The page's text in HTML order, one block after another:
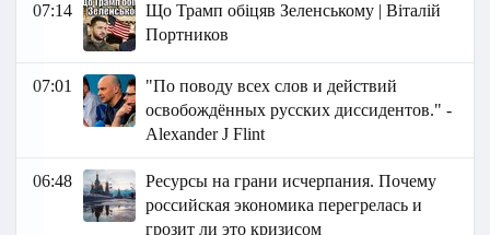
07:14
Що Трамп обіцяв Зеленському | Віталій
Портников
07:01
"По поводу всех слов и действий
освобождённых русских диссидентов." -
Alexander J Flint
06:48
Ресурсы на грани исчерпания. Почему
российская экономика перегрелась и
грозит ли это кризисом